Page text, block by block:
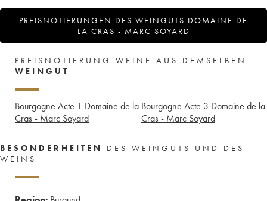
PREISNOTIERUNGEN DES WEINGUTS DOMAINE DE
LA CRAS - MARC SOYARD
PREISNOTIERUNG WEINE AUS DEMSELBEN
WEINGUT
Bourgogne Acte 1 Domaine de la
Cras - Marc Soyard
Bourgogne Acte 3 Domaine de la
Cras - Marc Soyard
BESONDERHEITEN
DES WEINGUTS UND DES
WEINS